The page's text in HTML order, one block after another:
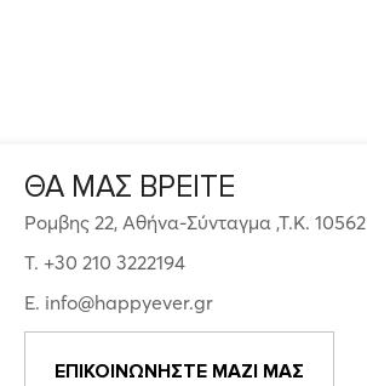
ΘΑ ΜΑΣ ΒΡΕΙΤΕ
Ρομβης 22, Αθήνα-Σύνταγμα ,Τ.Κ. 10562
T. +30 210 3222194
E. info@happyever.gr
ΕΠΙΚΟΙΝΩΝΗΣΤΕ ΜΑΖΙ ΜΑΣ